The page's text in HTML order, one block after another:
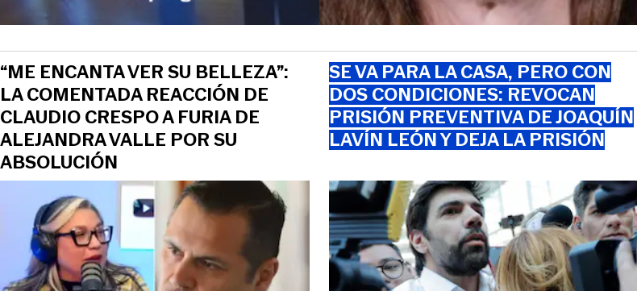
“ME ENCANTA VER SU BELLEZA”:
LA COMENTADA REACCIÓN DE
CLAUDIO CRESPO A FURIA DE
ALEJANDRA VALLE POR SU
ABSOLUCIÓN
SE VA PARA LA CASA, PERO CON
DOS CONDICIONES: REVOCAN
PRISIÓN PREVENTIVA DE JOAQUÍN
LAVÍN LEÓN Y DEJA LA PRISIÓN